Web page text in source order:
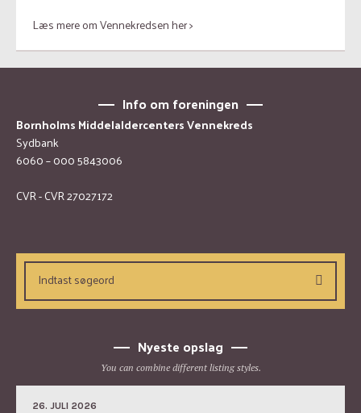
Læs mere om Vennekredsen her >
Info om foreningen
Bornholms Middelaldercenters Vennekreds
Sydbank
6060 – 000 5843006
CVR - CVR 27027172
Nyeste opslag
You can combine different listing styles.
26. JULI 2026